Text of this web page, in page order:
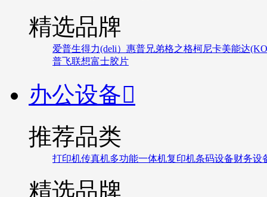
精选品牌
爱普生得力(deli） 惠普兄弟格之格柯尼卡美能达
普飞联想富士胶片
办公设备
推荐品类
打印机传真机多功能一体机复印机条码设备财务设
精选品牌